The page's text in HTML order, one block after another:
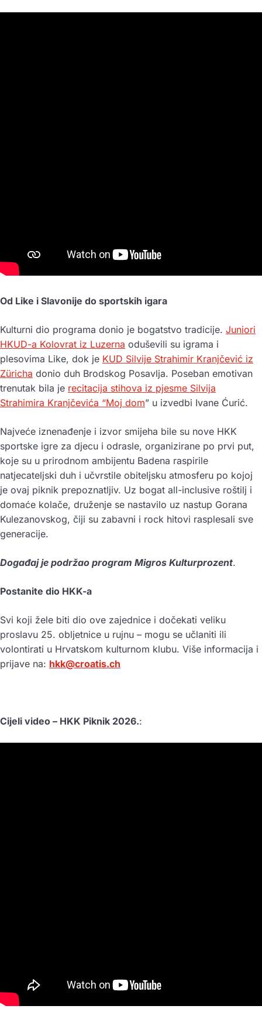
Od Like i Slavonije do sportskih igara
Kulturni dio programa donio je bogatstvo tradicije. Juniori
HKUD-a Kolovrat iz Luzerna oduševili su igrama i
plesovima Like, dok je KUD Silvije Strahimir Kranjčević iz
Züricha donio duh Brodskog Posavlja. Poseban emotivan
trenutak bila je recitacija stihova iz pjesme Silvija
Strahimira Kranjčevića “Moj dom” u izvedbi Ivane Ćurić.
Najveće iznenađenje i izvor smijeha bile su nove HKK
sportske igre za djecu i odrasle, organizirane po prvi put,
koje su u prirodnom ambijentu Badena raspirile
natjecateljski duh i učvrstile obiteljsku atmosferu po kojoj
je ovaj piknik prepoznatljiv. Uz bogat all-inclusive roštilj i
domaće kolače, druženje se nastavilo uz nastup Gorana
Kulezanovskog, čiji su zabavni i rock hitovi rasplesali sve
generacije.
Događaj je podržao program Migros Kulturprozent.
Postanite dio HKK-a
Svi koji žele biti dio ove zajednice i dočekati veliku
proslavu 25. obljetnice u rujnu – mogu se učlaniti ili
volontirati u Hrvatskom kulturnom klubu. Više informacija i
prijave na: hkk@croatis.ch
Cijeli video – HKK Piknik 2026.: